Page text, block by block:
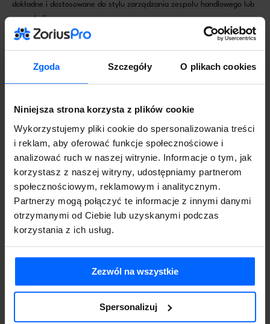
Zgoda Szczegóły O plikach cookies
Niniejsza strona korzysta z plików cookie
Wykorzystujemy pliki cookie do spersonalizowania treści
i reklam, aby oferować funkcje społecznościowe i
analizować ruch w naszej witrynie. Informacje o tym, jak
korzystasz z naszej witryny, udostępniamy partnerom
społecznościowym, reklamowym i analitycznym.
Partnerzy mogą połączyć te informacje z innymi danymi
otrzymanymi od Ciebie lub uzyskanymi podczas
korzystania z ich usług.
Zezwól na wszystkie
Spersonalizuj
dokładne i dostosowane do stylu zarządzania zespołu handlowego lub
zarządu firmy.
Praktyczne przykłady wykorzystania
Symfonia ERP do analizy sprzedaży
Zastanawiasz się, jak wyglądaSymfonia ERP analiza danych
systemu, które pokazują jego potencjał:
Optymalizacja polityki cenowej
Dzięki analizie marży i wpływu rabatów na sprzedaż, firma
dostosowała swoją politykę cenową tak, by zachować konkurencyjność
bez utraty rentowności.
Identyfikacja klientów generujących największy zysk
System pozwolił zidentyfikować 20% klientów odpowiadających za
80% przychodów. Na tej podstawie wdrożono indywidualne strategie
obsługi i lojalizacji.
Analiza danych z kilku lat wykazała powtarzające się trendy sezonowe.
Firma lepiej zaplanowała zatowarowanie i działania promocyjne w
szczycie sezonu.
Porównanie wyników sprzedaży handlowców pozwoliło zidentyfikować